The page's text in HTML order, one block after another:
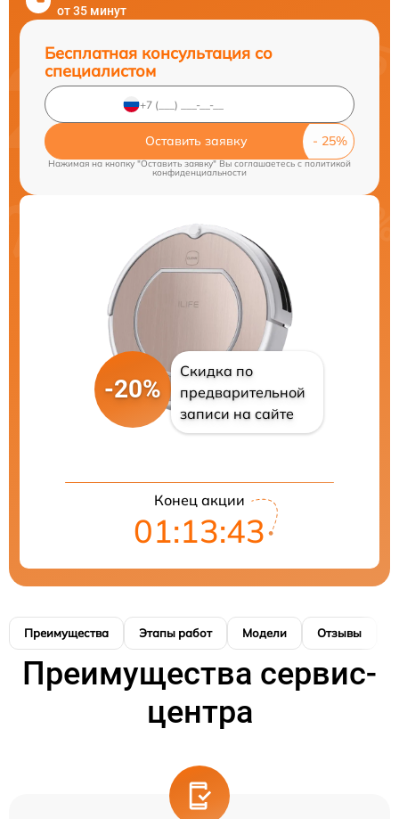
от 35 минут
Бесплатная консультация со
специалистом
Оставить заявку
Нажимая на кнопку "Оставить заявку" Вы соглашаетесь c политикой
конфиденциальности
-20%
Скидка по
предварительной
записи на сайте
Конец акции
01:13:42
Преимущества Этапы работ Модели Отзывы
Преимущества сервис-
центра